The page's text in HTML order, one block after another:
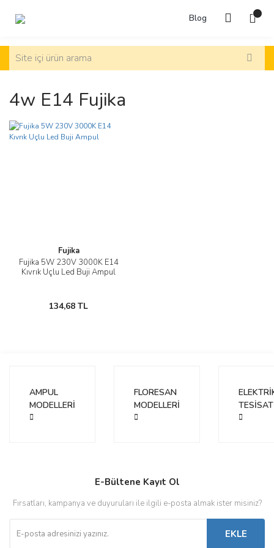
Blog
4w E14 Fujika
Fujika
Fujika 5W 230V 3000K E14
Kıvrık Uçlu Led Buji Ampul
134,68 TL
AMPUL
MODELLERİ
FLORESAN
MODELLERİ
TESİSAT
E-Bültene Kayıt Ol
Fırsatları, kampanya ve duyuruları ile ilgili e-posta almak ister misiniz?
EKLE